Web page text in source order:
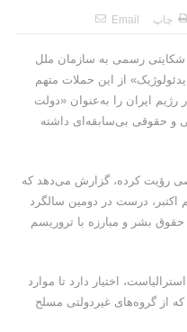
چاپ Email
شکایتی رسمی به سازمان ملل
از این حملات متهم
ایران را به‌عنوان «دولت
و حقوقی بی‌سابقه‌ای داشته
رؤیت کرده، گزارش می‌دهد که
اکتبر، درست در دومین سالگرد
بشر و مبارزه با تروریسم
اختیار دارد تا موارد
از گروه‌های غیردولتی مسلح